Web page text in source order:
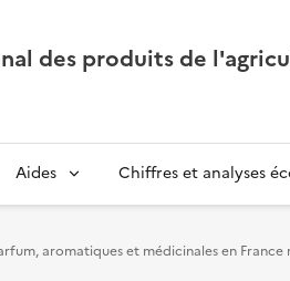
des produits de
Aides Chiffres et analyses
aromatiques et médicinales en